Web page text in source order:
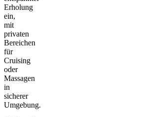
Erholung
ein,
mit
privaten
Bereichen
für
Cruising
oder
Massagen
in
sicherer
Umgebung.